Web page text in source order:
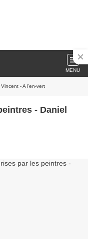
MENU
- A l'en-vert
- Daniel